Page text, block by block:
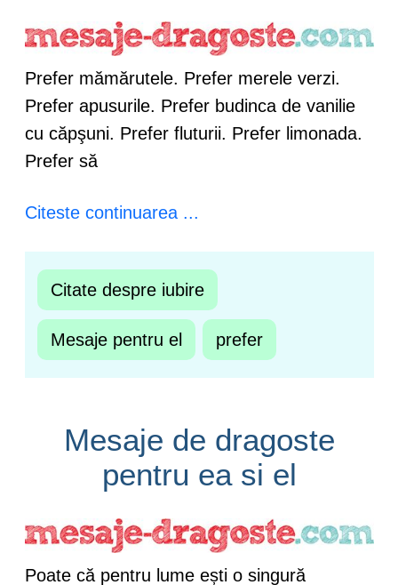
Prefer mămărutele. Prefer merele verzi.
Prefer apusurile. Prefer budinca de vanilie
cu căpşuni. Prefer fluturii. Prefer limonada.
Prefer să
Citeste continuarea ...
Citate despre iubire
Mesaje pentru el prefer
Mesaje de dragoste
pentru ea si el
Poate că pentru lume ești o singură